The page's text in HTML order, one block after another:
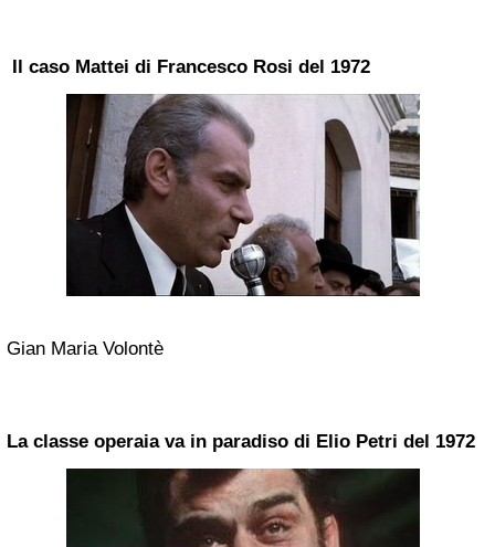
Il caso Mattei di Francesco Rosi del 1972
Gian Maria Volontè
La classe operaia va in paradiso di Elio Petri del 1972